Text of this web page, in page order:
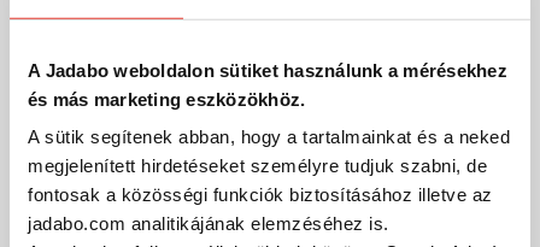
A Jadabo weboldalon sütiket használunk a mérésekhez
és más marketing eszközökhöz.
A sütik segítenek abban, hogy a tartalmainkat és a neked
megjelenített hirdetéseket személyre tudjuk szabni, de
fontosak a közösségi funkciók biztosításához illetve az
jadabo.com analitikájának elemzéséhez is.
OWNER CUT SSW 5111 - 6/0
Külső raktáron
1 969 Ft
SZÁKOLOM